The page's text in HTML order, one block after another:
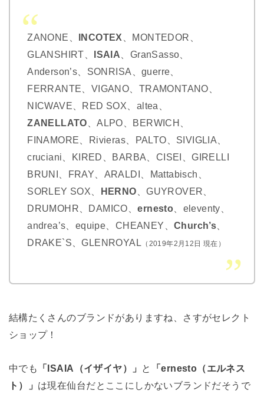
ZANONE、 INCOTEX
、MONTEDOR、
GLANSHIRT、 ISAIA 、GranSasso、
Anderson’s、SONRISA、guerre、
FERRANTE、VIGANO、TRAMONTANO、
NICWAVE、RED SOX、altea、
ZANELLATO 、ALPO、BERWICH、
FINAMORE、Rivieras、PALTO、SIVIGLIA、
cruciani、KIRED、BARBA、CISEI、GIRELLI
BRUNI、FRAY、ARALDI、Mattabisch、
SORLEY SOX、 HERNO 、GUYROVER、
DRUMOHR、DAMICO、ernesto 、eleventy、
andrea’s、equipe、CHEANEY、 Church’s
DRAKE`S、GLENROYAL （2019年2月12日 現在）
結構たくさんのブランドがありますね、さすがセレクト
ショップ！
中でも 「ISAIA（イザイヤ）」 と
「ernesto（エルネス
ト）」 は現在仙台だとここにしかないブランドだそうで